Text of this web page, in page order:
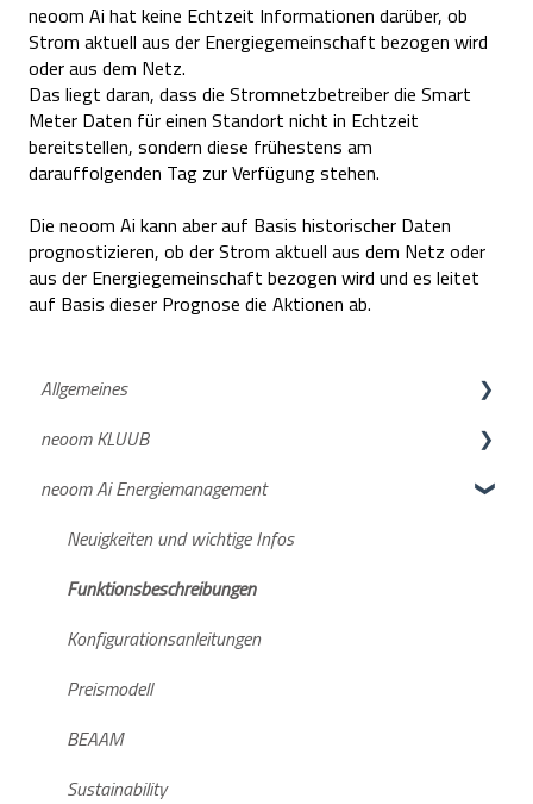
neoom Ai hat keine Echtzeit Informationen darüber, ob
Strom aktuell aus der Energiegemeinschaft bezogen wird
oder aus dem Netz.
Das liegt daran, dass die Stromnetzbetreiber die Smart
Meter Daten für einen Standort nicht in Echtzeit
bereitstellen, sondern diese frühestens am
darauffolgenden Tag zur Verfügung stehen.
Die neoom Ai kann aber auf Basis historischer Daten
prognostizieren, ob der Strom aktuell aus dem Netz oder
aus der Energiegemeinschaft bezogen wird und es leitet
auf Basis dieser Prognose die Aktionen ab.
Allgemeines
neoom APP
Netzanmeldung
neoom KLUUB
Suche deiner Energiegemeinschaft
Deine Anmeldung beim neoom KLUUB
neoom KLUUB im laufenden Betrieb
Weiterführende Informationen
neoom Ai Energiemanagement
Neuigkeiten und wichtige Infos
Funktionsbeschreibungen
Konfigurationsanleitungen
Preismodell
BEAAM
Sustainability